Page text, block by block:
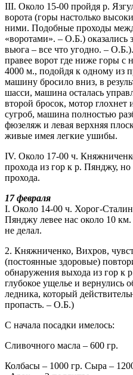
III. Около 15-00 пройдя р.
ворота (горы настолько
ними. Подобные проходы
«воротами». – О.Б.)
вьюга – все что угодно. –
правее ворот где ниже горы
4000 м., подойдя к одному из
машину бросило вниз, в
шасси, машина осталась
второй бросок, мотор глохнет
сугроб, машина полностью
фюзеляж и левая верхняя
живые имея легкие ушибы.
IV. Около 17-00 ч.
прохода из гор к р. Пянджу, но
прохода.
17 февраля
I. Около 14-00 ч. Хорог-
Пянджу левее нас около 10
не делал.
2. Княжниченко, Вихров,
(постоянные здоровые)
обнаружения выхода из гор к
глубокое ущелье и вернулись
ледника, который
пропасть. – О.Б.)
С начала посадки имелось:
Сливочного масла – 600 гр.
Колбасы – 1000 гр. Сыра –